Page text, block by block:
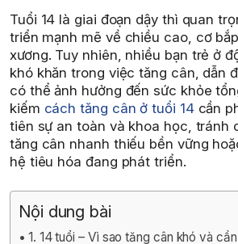
Tuổi 14 là giai đoạn dậy thì quan
triển mạnh mẽ về chiều cao, cơ
xương. Tuy nhiên, nhiều bạn trẻ ở
khó khăn trong việc tăng cân, dẫn
có thể ảnh hưởng đến sức khỏe
kiếm cách tăng cân ở tuổi 14cần
tiên sự an toàn và khoa học, tránh
tăng cân nhanh thiếu bền vững
hệ tiêu hóa đang phát triển.
Nội dung bài
1. 14 tuổi – Vì sao tăng cân khó và